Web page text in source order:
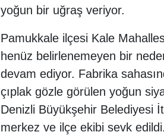
yoğun bir uğraş veriyor.
Pamukkale ilçesi Kale
henüz belirlenemeyen bir
devam ediyor. Fabrika
çıplak gözle görülen yoğun
Denizli Büyükşehir Belediyesi
merkez ve ilçe ekibi sevk